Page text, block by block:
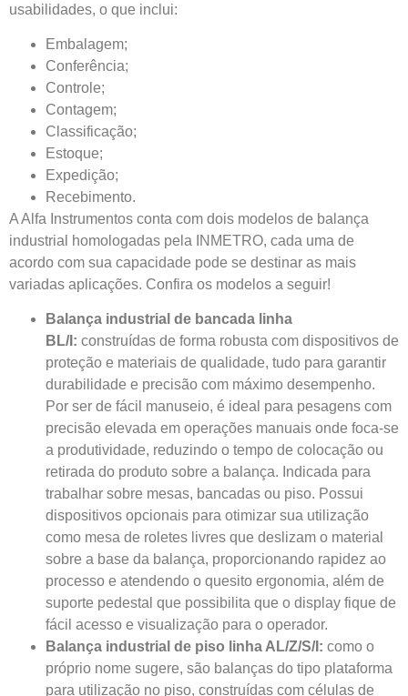
usabilidades, o que inclui:
Embalagem;
Conferência;
Controle;
Contagem;
Classificação;
Estoque;
Expedição;
Recebimento.
A Alfa Instrumentos conta com dois modelos de balança
industrial homologadas pela INMETRO, cada uma de
acordo com sua capacidade pode se destinar as mais
variadas aplicações. Confira os modelos a seguir!
Balança industrial de bancada linha
BL/I: construídas de forma robusta com dispositivos de
proteção e materiais de qualidade, tudo para garantir
durabilidade e precisão com máximo desempenho.
Por ser de fácil manuseio, é ideal para pesagens com
precisão elevada em operações manuais onde foca-se
a produtividade, reduzindo o tempo de colocação ou
retirada do produto sobre a balança. Indicada para
trabalhar sobre mesas, bancadas ou piso. Possui
dispositivos opcionais para otimizar sua utilização
como mesa de roletes livres que deslizam o material
sobre a base da balança, proporcionando rapidez ao
processo e atendendo o quesito ergonomia, além de
suporte pedestal que possibilita que o display fique de
fácil acesso e visualização para o operador.
Balança industrial de piso linha AL/Z/S/I: como o
próprio nome sugere, são balanças do tipo plataforma
para utilização no piso, construídas com células de